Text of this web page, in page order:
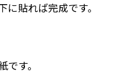
貼れば完成です。
す。